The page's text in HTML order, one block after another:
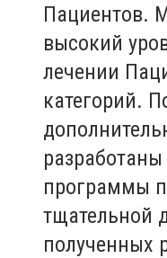
Пациентов.
высокий
лечении
категорий.
программы
тщательной
полученных